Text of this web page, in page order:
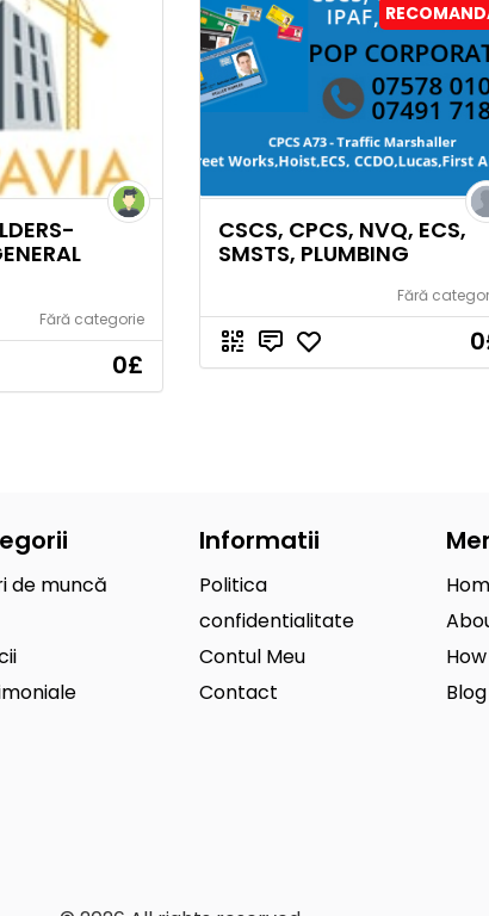
Fără categorie
0£
CSCS, CPCS, NVQ, ECS,
SMSTS, PLUMBING
Fără
0
de muncă
Informatii
Politica
confidentialitate
Contul Meu
Contact
Blog